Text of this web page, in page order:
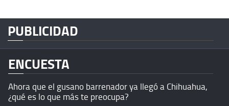
PUBLICIDAD
ENCUESTA
Ahora que el gusano barrenador ya llegó a Chihuahua,
¿qué es lo que más te preocupa?